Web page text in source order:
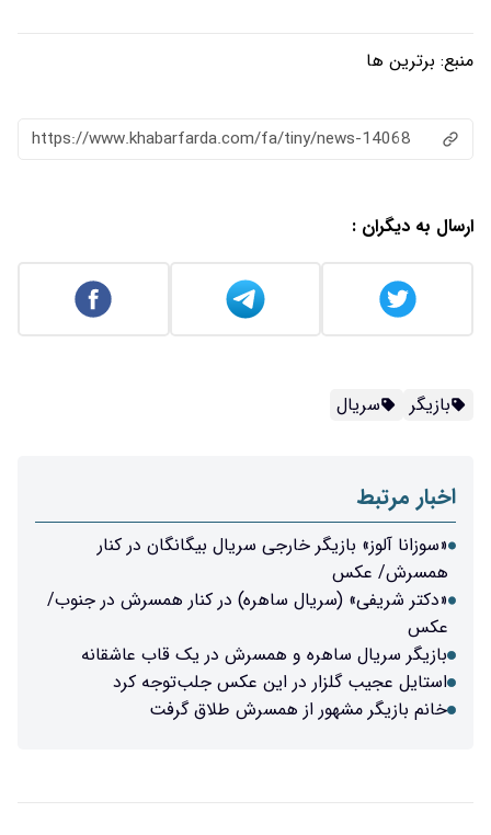
https://www.khabarfarda.com/fa/
خارجی سریال بیگانگان در کنار
ساهره) در کنار همسرش در جنوب/
و همسرش در یک قاب عاشقانه
در این عکس جلب‌توجه کرد
از همسرش طلاق گرفت